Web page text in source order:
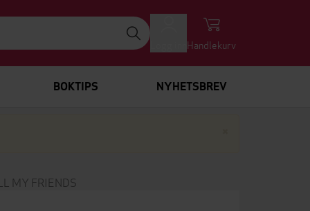
Handlekurv
BOKTIPS NYHETSBREV
MY FRIENDS